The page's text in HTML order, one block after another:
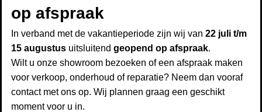
Over ons
Over Holtkamp de Wiers
Showroom
Financiering
Inruilen
Verzekering
op afspraak
In verband met de vakantieperiode zijn wij van 22 juli t/m
15 augustus uitsluitend geopend op afspraak.
Wilt u onze showroom bezoeken of een afspraak maken
voor verkoop, onderhoud of reparatie? Neem dan vooraf
contact met ons op. Wij plannen graag een geschikt
moment voor u in.